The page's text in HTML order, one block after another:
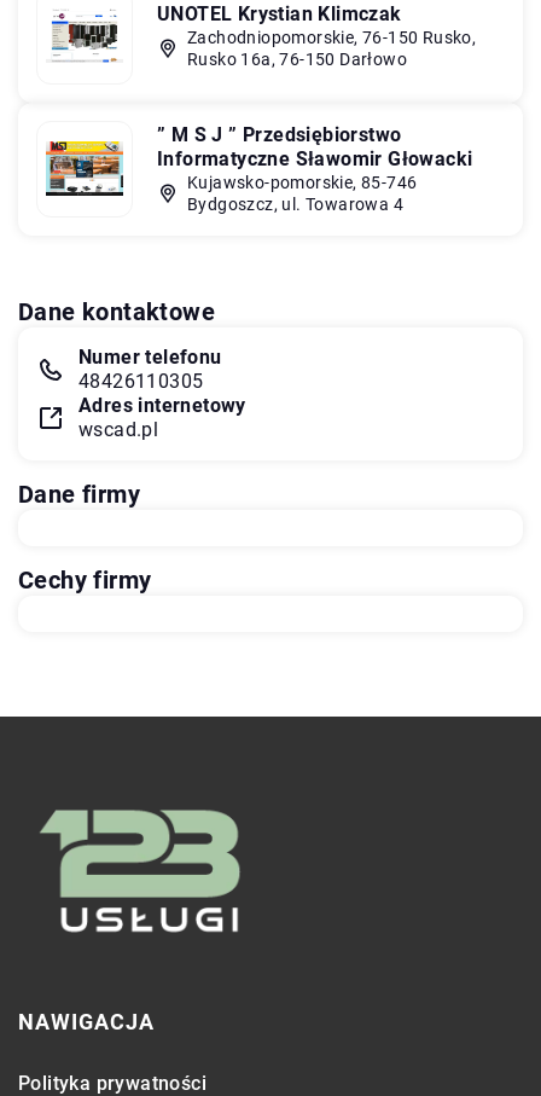
UNOTEL Krystian Klimczak
Zachodniopomorskie, 76-150 Rusko,
Rusko 16a, 76-150 Darłowo
” M S J ” Przedsiębiorstwo
Informatyczne Sławomir Głowacki
Kujawsko-pomorskie, 85-746
Bydgoszcz, ul. Towarowa 4
Dane kontaktowe
Numer telefonu
48426110305
Adres internetowy
wscad.pl
Dane firmy
Cechy firmy
NAWIGACJA
Polityka prywatności